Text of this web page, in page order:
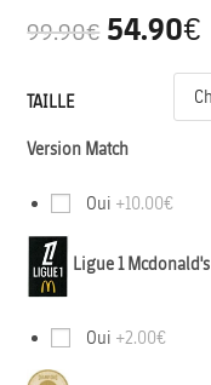
99.90€ 54.90€
TAILLE
Version Match
Oui +10.00€
Ligue 1 Mcdonald's
Oui +2.00€